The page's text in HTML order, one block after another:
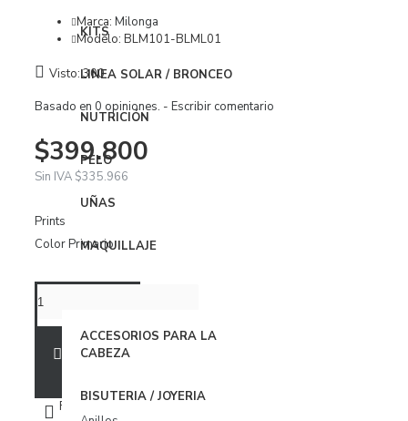
Vestidos
ROPA INTERIOR
Brasier
Conjuntos
Panties
Pijamas
KITS
LINEA SOLAR / BRONCEO
NUTRICIÓN
PELO
UÑAS
MAQUILLAJE
ACCESORIOS PARA LA
CABEZA
BISUTERIA / JOYERIA
Marca: Milonga
Modelo: BLM101-BLML01
Visto: 300
Basado en 0 opiniones. - Escribir comentario
$399.800
Sin IVA $335.966
Prints
Color Primario
AÑADIR A LA BOLSA
FAVORITOS